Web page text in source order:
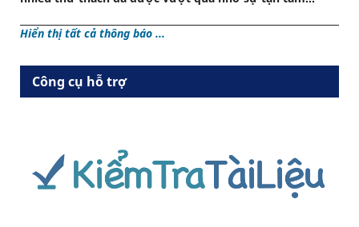
Hiển thị tất cả thông báo ...
Công cụ hỗ trợ